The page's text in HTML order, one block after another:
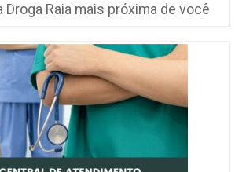
Droga Raia mais próxima de você